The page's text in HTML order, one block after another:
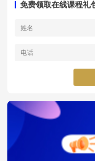
免费领取在线课程礼